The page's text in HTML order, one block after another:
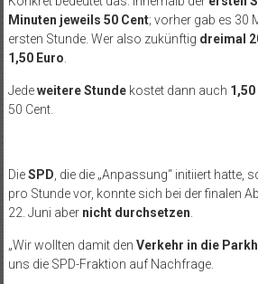
Minuten jeweils 50 Cent; vorher gab es 30
ersten Stunde. Wer also zukünftig dreimal
1,50 Euro
Jedeweitere Stundekostet dann auch 1,50
50 Cent.
DieSPD , die die „Anpassung“ initiiert hatte,
pro Stunde vor, konnte sich bei der finalen
22. Juni abernicht durchsetzen
„Wir wollten damit den Verkehr in die
uns die SPD-Fraktion auf Nachfrage.